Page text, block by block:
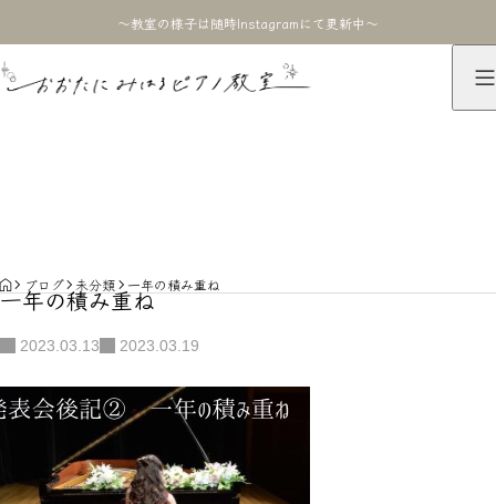
〜教室の様子は随時Instagramにて更新中〜
HOME
ブログ 未分類 一年の積み重ね
一年の積み重ね
2023.03.13 2023.03.19